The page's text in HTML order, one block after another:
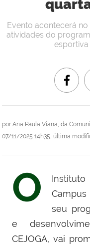
por Ana Paula Viana, da
07/11/2025 14h35, última
Evento acontecerá no
atividades do
esportiva
O
seu
e
CEJOGA, vai